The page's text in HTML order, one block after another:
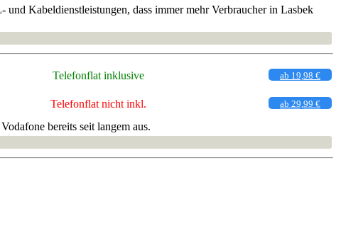
Kabeldienstleistungen, dass immer mehr Verbraucher in Lasbek
Telefonflat inklusive ab 19,98 €
Telefonflat nicht inkl. ab 29,99 €
bereits seit langem aus.